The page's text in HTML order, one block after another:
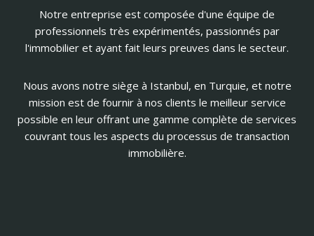
Notre entreprise est composée d'une équipe de
professionnels très expérimentés, passionnés par
l'immobilier et ayant fait leurs preuves dans le secteur.
Nous avons notre siège à Istanbul, en Turquie, et notre
mission est de fournir à nos clients le meilleur service
possible en leur offrant une gamme complète de services
couvrant tous les aspects du processus de transaction
immobilière.